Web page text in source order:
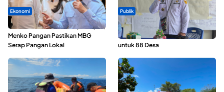
Ekonomi
SPPG di Maluku Utara Dipercepat,
Menko Pangan Pastikan MBG
Serap Pangan Lokal
Publik
ABDESI Morotai Apresiasi
Penyaluran ADD Rp3,13 Miliar
untuk 88 Desa